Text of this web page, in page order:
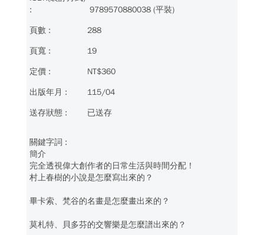
9789570880038 (平裝)
288
19
NT$360
115/04
已送存
簡介
完全透視偉大創作者的日常生活與時間分配！
村上春樹的小說是怎麼寫出來的？
畢卡索、梵谷的名畫是怎麼畫出來的？
莫札特、貝多芬的交響樂是怎麼譜出來的？